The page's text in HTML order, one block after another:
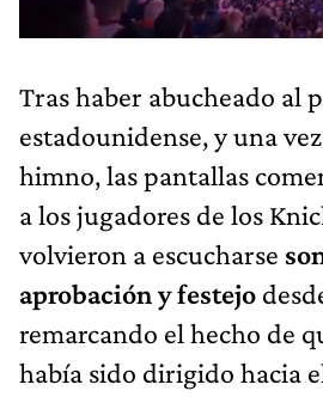
Tras haber abucheado al
estadounidense, y una
himno, las pantallas
a los jugadores de los
volvieron a escucharse
aprobación y festejo
remarcando el hecho de
había sido dirigido hacia